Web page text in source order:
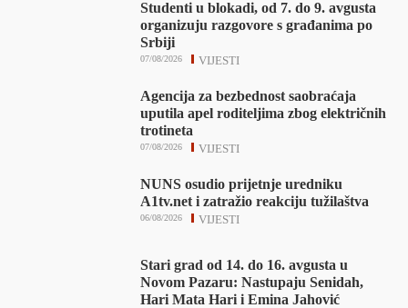
Studenti u blokadi, od 7. do 9. avgusta
organizuju razgovore s građanima po
Srbiji
VIJESTI
07/08/2026
Agencija za bezbednost saobraćaja
uputila apel roditeljima zbog električnih
trotineta
VIJESTI
07/08/2026
NUNS osudio prijetnje uredniku
A1tv.net i zatražio reakciju tužilaštva
VIJESTI
06/08/2026
Stari grad od 14. do 16. avgusta u
Novom Pazaru: Nastupaju Senidah,
Hari Mata Hari i Emina Jahović